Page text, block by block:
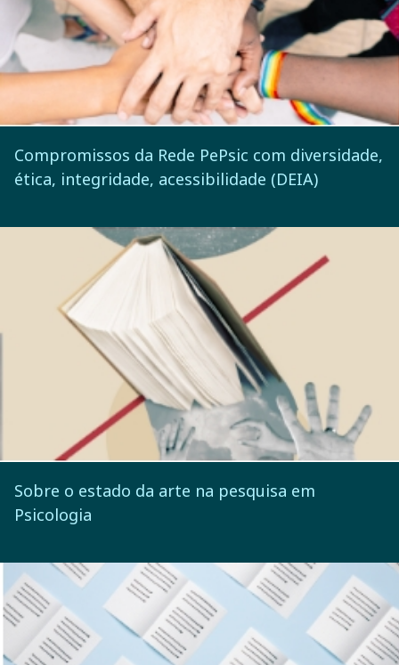
Compromissos da Rede PePsic com diversidade,
ética, integridade, acessibilidade (DEIA)
Sobre o estado da arte na pesquisa em
Psicologia